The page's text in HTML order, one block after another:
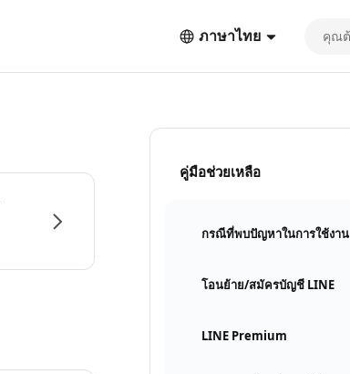
ภาษาไทย
คู่มือช่วยเหลือ
กรณีที่พบปัญหาในการใช้งาน
โอนย้าย/สมัครบัญชี LINE
LINE Premium